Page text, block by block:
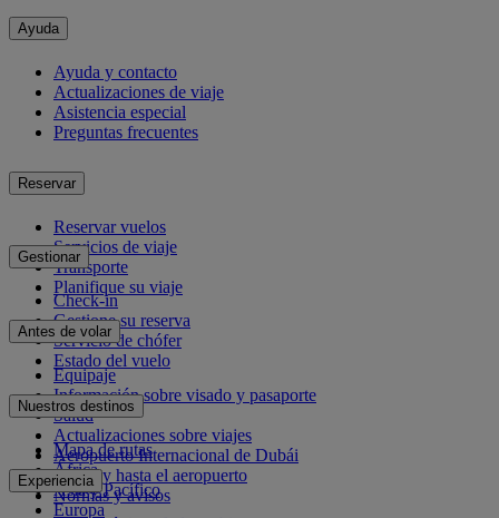
Ayuda
Ayuda y contacto
Actualizaciones de viaje
Asistencia especial
Preguntas frecuentes
Reservar
Reservar vuelos
Servicios de viaje
Transporte
Planifique su viaje
Gestionar
Check-in
Gestione su reserva
Servicio de chófer
Estado del vuelo
Antes de volar
Equipaje
Información sobre visado y pasaporte
Salud
Actualizaciones sobre viajes
Aeropuerto Internacional de Dubái
Desde y hasta el aeropuerto
Normas y avisos
Nuestros destinos
Mapa de rutas
África
Asia y Pacífico
Europa
Experiencia